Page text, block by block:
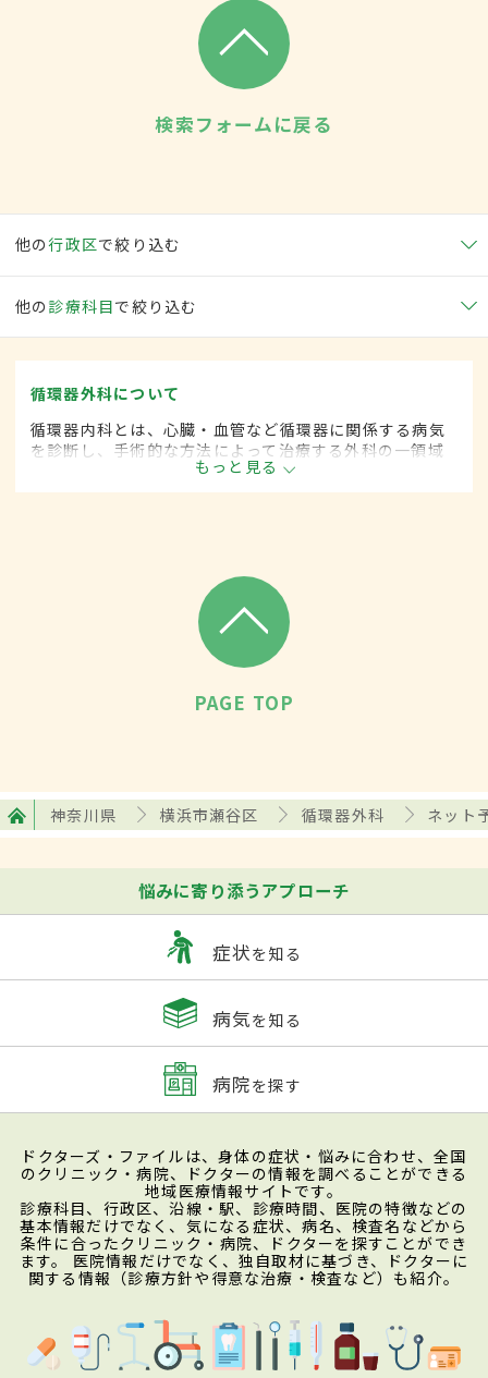
検索フォームに戻る
他の行政区で絞り込む
他の 診療科目で絞り込む
循環器外科について
循環器内科とは、心臓・血管など循環器に関係する病気
を診断し、手術的な方法によって治療する外科の一領域
です。平成20年4月の制度改正前は、循環器科と呼ばれ
ていました。
もっと見る
PAGE TOP
神奈川県 横浜市瀬谷区 循環器外科 ネット
悩みに寄り添うアプローチ
症状を知る
病気を知る
病院を探す
ドクターズ・ファイルは、身体の症状・悩みに合わせ、全国
のクリニック・病院、ドクターの情報を調べることができる
地域医療情報サイトです。
診療科目、行政区、沿線・駅、診療時間、医院の特徴などの
基本情報だけでなく、気になる症状、病名、検査名などから
条件に合ったクリニック・病院、ドクターを探すことができ
ます。 医院情報だけでなく、独自取材に基づき、ドクターに
関する情報（診療方針や得意な治療・検査など）も紹介。